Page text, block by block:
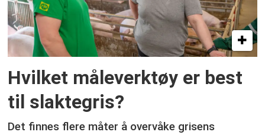
Hvilket måleverktøy er best
til slaktegris?
Det finnes flere måter å overvåke grisens